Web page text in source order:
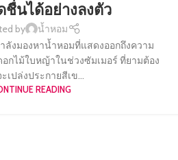
ชื่นได้อย่างลงตัว
by
น้ำหอม
งมองหาน้ำหอมที่แสดงออกถึงความ
อกไม้ใบหญ้าในช่วงซัมเมอร์ ที่ยามต้อง
เปล่งประกายสีเข...
READING